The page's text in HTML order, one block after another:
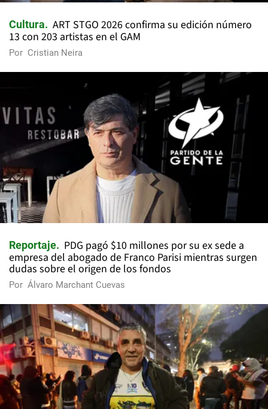
Cultura
ART STGO 2026 confirma su edición número
13 con 203 artistas en el GAM
Por Cristian Neira
Reportaje
PDG pagó $10 millones por su ex sede a
empresa del abogado de Franco Parisi mientras surgen
dudas sobre el origen de los fondos
Por Álvaro Marchant Cuevas